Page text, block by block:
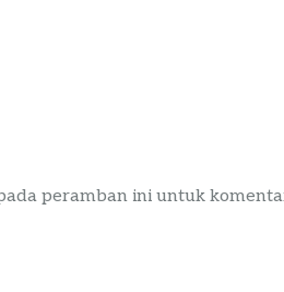
peramban ini untuk